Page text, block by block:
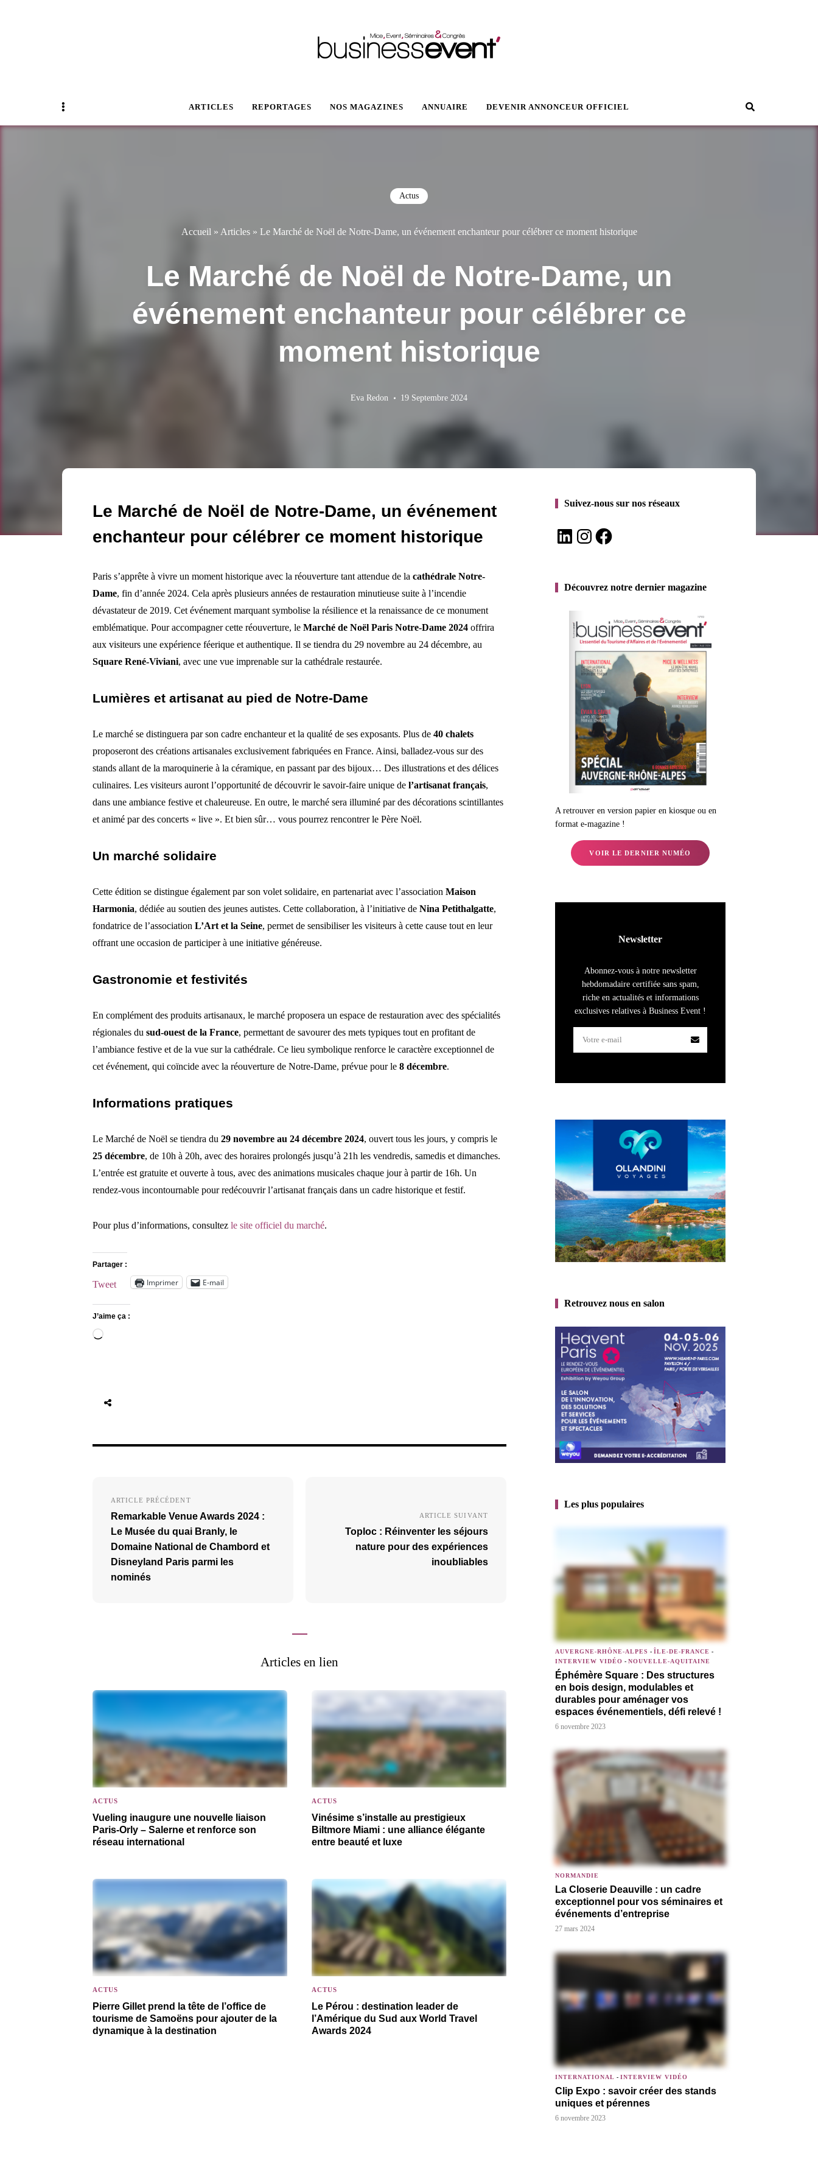
ARTICLES REPORTAGES NOS MAGAZINES ANNUAIRE DEVENIR ANNONCEUR OFFICIEL
Sidebar Recherche
Actus
Accueil » Articles» Le Marché de Noël de Notre-Dame, un événement enchanteur pour célébrer ce moment historique
Le Marché de Noël de Notre-Dame, un
événement enchanteur pour célébrer ce
moment historique
Eva Redon 19 Septembre 2024
Le Marché de Noël de Notre-Dame, un événement
enchanteur pour célébrer ce moment historique
Paris s’apprête à vivre un moment historique avec la réouverture tant attendue de la cathédrale Notre-
Dame, fin d’année 2024. Cela après plusieurs années de restauration minutieuse suite à l’incendie
dévastateur de 2019. Cet événement marquant symbolise la résilience et la renaissance de ce monument
emblématique. Pour accompagner cette réouverture, le Marché de Noël Paris Notre-Dame 2024 offrira
aux visiteurs une expérience féerique et authentique. Il se tiendra du 29 novembre au 24 décembre, au
Square René-Viviani, avec une vue imprenable sur la cathédrale restaurée.
Lumières et artisanat au pied de Notre-Dame
Le marché se distinguera par son cadre enchanteur et la qualité de ses exposants. Plus de 40 chalets
proposeront des créations artisanales exclusivement fabriquées en France. Ainsi, balladez-vous sur des
stands allant de la maroquinerie à la céramique, en passant par des bijoux… Des illustrations et des délices
culinaires. Les visiteurs auront l’opportunité de découvrir le savoir-faire unique de l’artisanat français,
dans une ambiance festive et chaleureuse. En outre, le marché sera illuminé par des décorations scintillantes
et animé par des concerts « live ». Et bien sûr… vous pourrez rencontrer le Père Noël.
Un marché solidaire
Cette édition se distingue également par son volet solidaire, en partenariat avec l’association Maison
Harmonia, dédiée au soutien des jeunes autistes. Cette collaboration, à l’initiative de Nina Petithalgatte,
fondatrice de l’association L’Art et la Seine, permet de sensibiliser les visiteurs à cette cause tout en leur
offrant une occasion de participer à une initiative généreuse.
Gastronomie et festivités
En complément des produits artisanaux, le marché proposera un espace de restauration avec des spécialités
régionales du sud-ouest de la France, permettant de savourer des mets typiques tout en profitant de
l’ambiance festive et de la vue sur la cathédrale. Ce lieu symbolique renforce le caractère exceptionnel de
cet événement, qui coïncide avec la réouverture de Notre-Dame, prévue pour le 8 décembre.
Informations pratiques
Le Marché de Noël se tiendra du 29 novembre au 24 décembre 2024, ouvert tous les jours, y compris le
25 décembre, de 10h à 20h, avec des horaires prolongés jusqu’à 21h les vendredis, samedis et dimanches.
L’entrée est gratuite et ouverte à tous, avec des animations musicales chaque jour à partir de 16h. Un
rendez-vous incontournable pour redécouvrir l’artisanat français dans un cadre historique et festif.
Pour plus d’informations, consultez le site officiel du marché.
Partager :
Tweet Imprimer E-mail
J’aime ça :
Chargement…
l’article
ARTICLE PRÉCÉDENT
Remarkable Venue Awards 2024 :
Le Musée du quai Branly, le
Domaine National de Chambord et
Disneyland Paris parmi les
nominés
ARTICLE SUIVANT
Toploc : Réinventer les séjours
nature pour des expériences
inoubliables
Articles en lien
ACTUS
Vueling inaugure une nouvelle liaison
Paris-Orly – Salerne et renforce son
réseau international
ACTUS
Vinésime s’installe au prestigieux
Biltmore Miami : une alliance élégante
entre beauté et luxe
ACTUS
Pierre Gillet prend la tête de l’office de
tourisme de Samoëns pour ajouter de la
dynamique à la destination
ACTUS
Le Pérou : destination leader de
l’Amérique du Sud aux World Travel
Awards 2024
Suivez-nous sur nos réseaux
LinkedInInstagramFacebook
Découvrez notre dernier magazine
A retrouver en version papier en kiosque ou en
format e-magazine !
VOIR LE DERNIER NUMÉO
Newsletter
Abonnez-vous à notre newsletter
hebdomadaire certifiée sans spam,
riche en actualités et informations
exclusives relatives à Business Event !
Retrouvez nous en salon
Les plus populaires
AUVERGNE-RHÔNE-ALPES - ÎLE-DE-FRANCE -
INTERVIEW VIDÉO - NOUVELLE-AQUITAINE
Éphémère Square : Des structures
en bois design, modulables et
durables pour aménager vos
espaces événementiels, défi relevé !
6 novembre 2023
NORMANDIE
La Closerie Deauville : un cadre
exceptionnel pour vos séminaires et
événements d’entreprise
27 mars 2024
INTERNATIONAL - INTERVIEW VIDÉO
Clip Expo : savoir créer des stands
uniques et pérennes
6 novembre 2023